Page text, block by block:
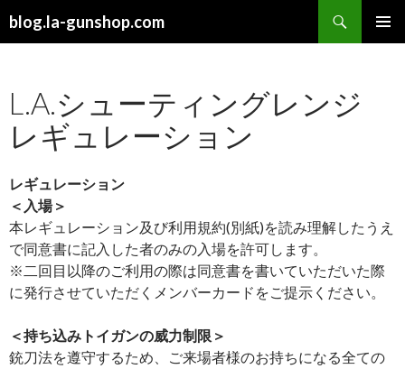
blog.la-gunshop.com
索
ン
ツ
へ
ス
ッ
プ
L.A.シューティングレンジ
レギュレーション
レギュレーション
＜入場＞
本レギュレーション及び利用規約(別紙)を読み理解したうえ
で同意書に記入した者のみの入場を許可します。
※二回目以降のご利用の際は同意書を書いていただいた際
に発行させていただくメンバーカードをご提示ください。
＜持ち込みトイガンの威力制限＞
銃刀法を遵守するため、ご来場者様のお持ちになる全ての